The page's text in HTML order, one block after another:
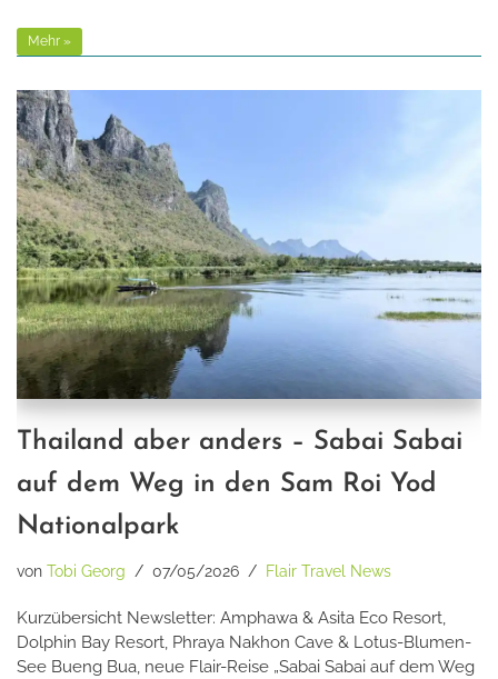
Mehr »
Thailand aber anders – Sabai Sabai
auf dem Weg in den Sam Roi Yod
Nationalpark
von Tobi Georg 07/05/2026 Flair Travel News
Kurzübersicht Newsletter: Amphawa & Asita Eco Resort,
Dolphin Bay Resort, Phraya Nakhon Cave & Lotus-Blumen-
See Bueng Bua, neue Flair-Reise „Sabai Sabai auf dem Weg